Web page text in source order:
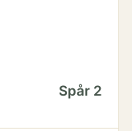
Spår 2